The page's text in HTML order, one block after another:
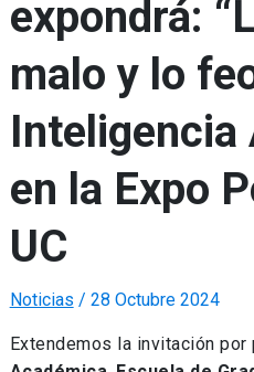
expondrá:
malo y lo
Inteligencia
en la Expo
UC
Noticias / 28 Octubre 2024
Extendemos la invitación